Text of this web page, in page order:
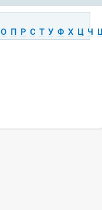
О П Р С Т У Ф Х Ц Ч